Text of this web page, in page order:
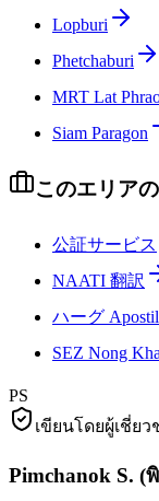
Lopburi
Phetchaburi
MRT Lat
Siam Paragon
このエリア
公証サービス
NAATI 翻訳
ハーグ
SEZ Nong
PS
เขียนโดยผู้เชี่ยว
Pimchanok S. (